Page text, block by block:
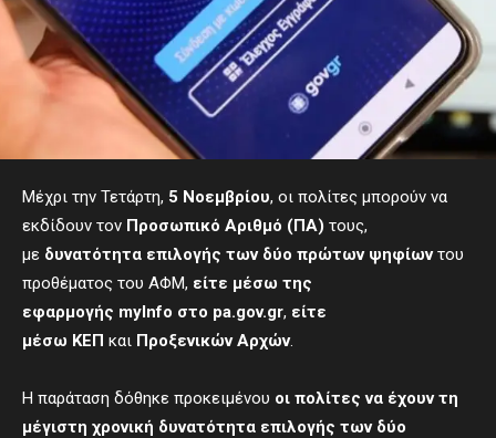
Μέχρι την Τετάρτη, 5 Νοεμβρίου, οι πολίτες μπορούν να
εκδίδουν τον Προσωπικό Αριθμό (ΠΑ) τους,
με δυνατότητα επιλογής των δύο πρώτων ψηφίωντου
προθέματος του ΑΦΜ, είτε μέσω της
εφαρμογής myInfo στο pa.gov.gr, είτε
μέσω ΚΕΠ και Προξενικών Αρχών.
Η παράταση δόθηκε προκειμένου οι πολίτες να έχουν τη
μέγιστη χρονική δυνατότητα επιλογής των δύο